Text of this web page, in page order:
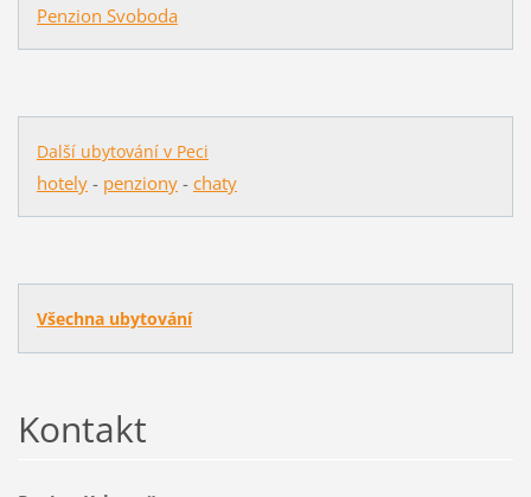
Penzion Svoboda
Další ubytování v Peci
hotely- penziony- chaty
Všechna ubytování
Kontakt